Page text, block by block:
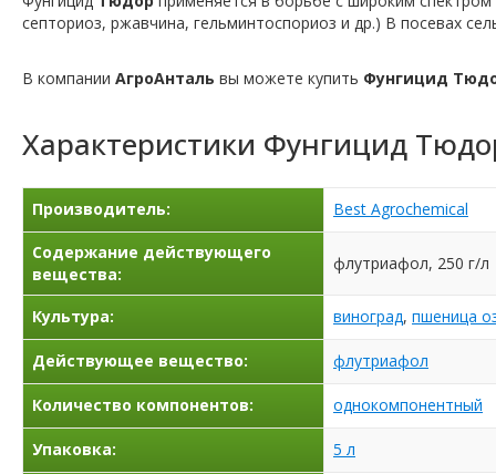
септориоз, ржавчина, гельминтоспориоз и др.) В посевах
В компании АгроАнталь вы можете купить Фунгицид
Характеристики Фунгицид
Производитель: Best Agrochemical
Содержание действующего
вещества:
флутриафол, 250 г/л
Культура: виноград, пшеница
Действующее вещество: флутриафол
Количество компонентов: однокомпонентный
Упаковка: 5 л